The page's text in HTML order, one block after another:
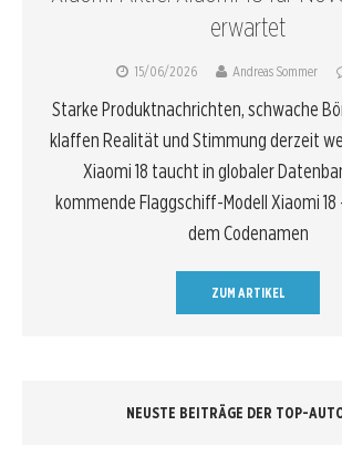
erwartet
15/06/2026 Andreas Sommer
Starke Produktnachrichten, schwache
klaffen Realität und Stimmung derzeit
Xiaomi 18 taucht in globaler
kommende Flaggschiff-Modell Xiaomi
dem Codenamen
ZUM ARTIKEL
NEUSTE BEITRÄGE DER TOP-